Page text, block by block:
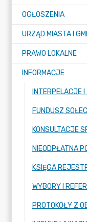
OGŁOSZENIA
URZĄD MIASTA I
PRAWO LOKALNE
INFORMACJE
FUNDUSZ
KONSULTACJE
NIEODPŁATNA
WYBORY I
PROTOKOŁY Z